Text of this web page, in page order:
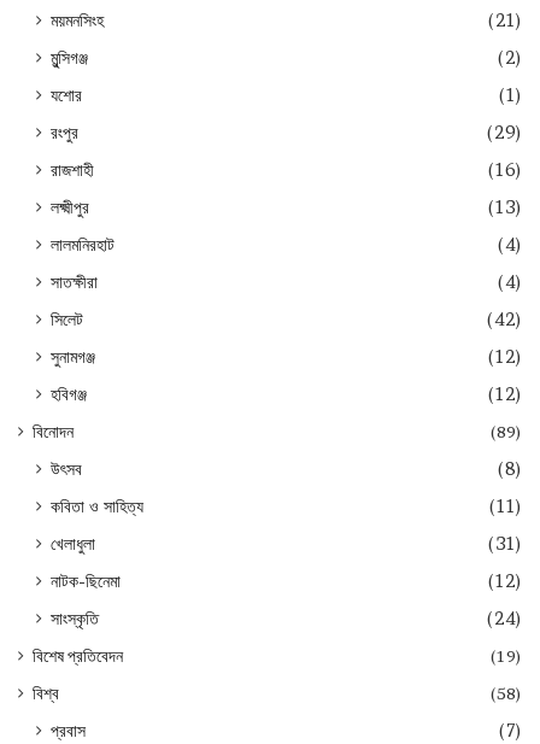
ময়মনসিংহ
(21)
মুন্সিগঞ্জ
(2)
যশোর
(1)
রংপুর
(29)
রাজশাহী
(16)
লক্ষ্মীপুর
(13)
লালমনিরহাট
(4)
সাতক্ষীরা
(4)
সিলেট
(42)
সুনামগঞ্জ
(12)
হবিগঞ্জ
(12)
বিনোদন (89)
উৎসব
(8)
কবিতা ও সাহিত্য
(11)
খেলাধুলা
(31)
নাটক-ছিনেমা
(12)
সাংস্কৃতি
(24)
বিশেষ প্রতিবেদন
(19)
বিশ্ব
(58)
প্রবাস (7)